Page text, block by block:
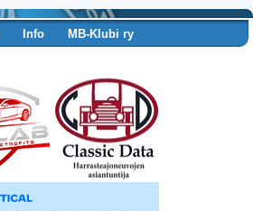
Info
MB-Klubi ry